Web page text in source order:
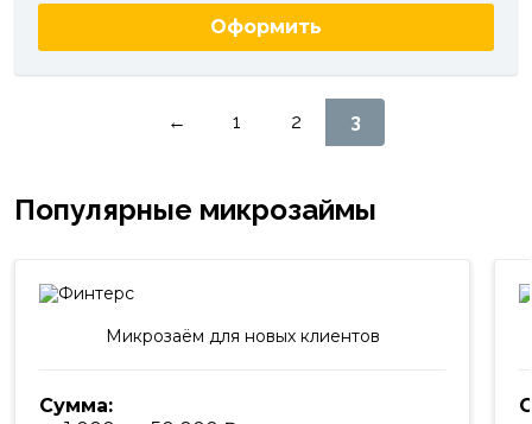
Оформить
← 1 2 3
Популярные микрозаймы
Микрозаём для новых клиентов
Сумма: